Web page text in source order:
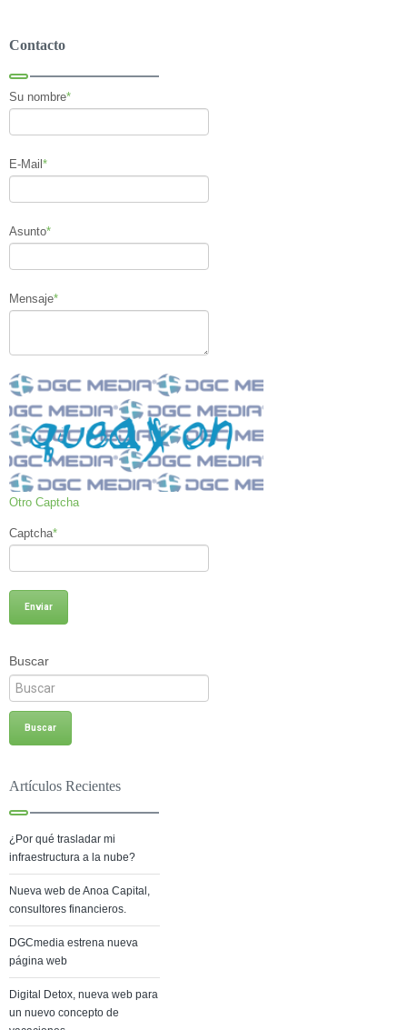
Contacto
Su nombre*
E-Mail *
Asunto*
Mensaje*
Otro Captcha
Captcha*
Buscar
Artículos Recientes
¿Por qué trasladar mi
infraestructura a la nube?
Nueva web de Anoa Capital,
consultores financieros.
DGCmedia estrena nueva
página web
Digital Detox, nueva web para
un nuevo concepto de